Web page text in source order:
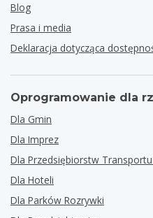
Blog
Prasa i media
Deklaracja dotycząca
Oprogramowanie dla
Dla Gmin
Dla Imprez
Dla Przedsiębiorstw
Dla Hoteli
Dla Parków Rozrywki